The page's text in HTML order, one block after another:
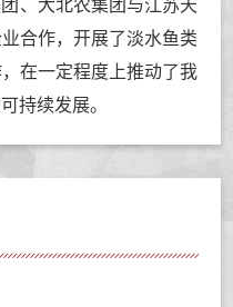
、大北农集团与江苏天
合作，开展了淡水鱼类
在一定程度上推动了我
持续发展。